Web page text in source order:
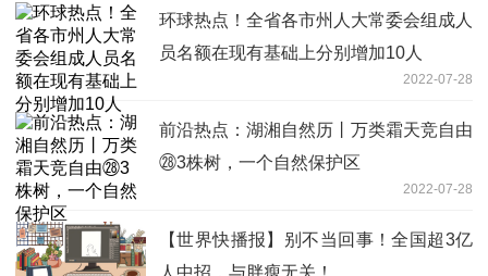
环球热点！全省各市州人大常委会组成人
员名额在现有基础上分别增加10人
2022-07-28
前沿热点：湖湘自然历丨万类霜天竞自由
㉘3株树，一个自然保护区
2022-07-28
【世界快播报】别不当回事！全国超3亿
人中招，与胖瘦无关！